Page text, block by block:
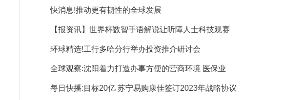
快消息!推动更有韧性的全球发展
【报资讯】世界杯数智手语解说让听障人士科技观赛
环球精选!工行多哈分行举办投资推介研讨会
全球观察:沈阳着力打造办事方便的营商环境 医保业
每日快播:目标20亿 苏宁易购康佳签订2023年战略协议